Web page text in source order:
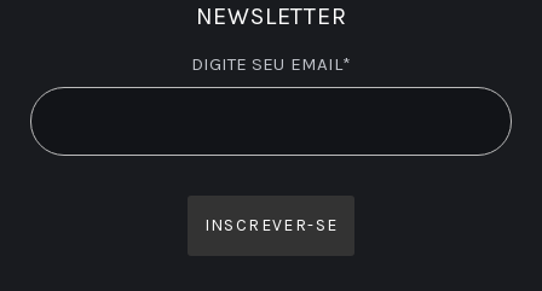
NEWSLETTER
DIGITE SEU EMAIL*